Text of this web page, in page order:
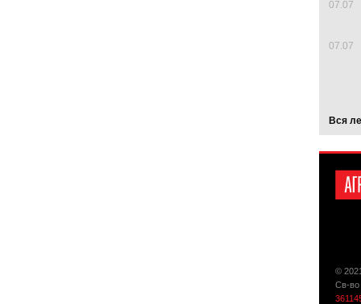
07.07
07.07
Вся
©
Св-во